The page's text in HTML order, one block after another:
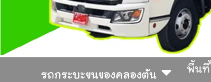
รถกระบะขนของคลองตัน
พื้นที่